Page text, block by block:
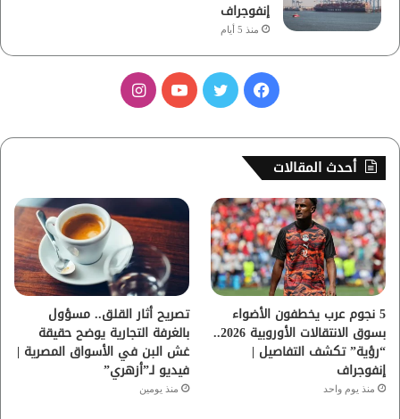
إنفوجراف
منذ 5 أيام
س
ب
و
ك
ر
ي
و
ب
ت
ق
ر
ا
م
أحدث المقالات
5 نجوم عرب يخطفون الأضواء
بسوق الانتقالات الأوروبية 2026..
“رؤية” تكشف التفاصيل |
إنفوجراف
منذ يوم واحد
تصريح أثار القلق.. مسؤول
بالغرفة التجارية يوضح حقيقة
غش البن في الأسواق المصرية |
فيديو لـ”أزهري”
منذ يومين